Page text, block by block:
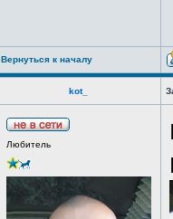
Вернуться к началу
kot_
Любитель